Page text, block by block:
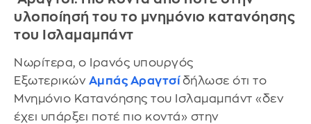
υλοποίησή του το μνημόνιο κατανόησης
του Ισλαμαμπάντ
Νωρίτερα, ο Ιρανός υπουργός
Εξωτερικών Αμπάς Αραγτσίδήλωσε ότι το
Μνημόνιο Κατανόησης του Ισλαμαμπάντ «δεν
έχει υπάρξει ποτέ πιο κοντά» στην